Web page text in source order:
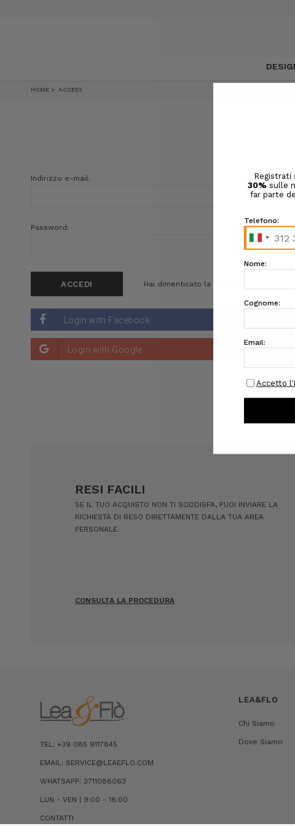
HOME ACCEDI
Indirizzo e-mail:
Password:
Hai dimenticato la password?
RESI FACILI
SE IL TUO ACQUISTO NON TI SODDISFA, PUOI INVIARE LA
RICHIESTA DI RESO DIRETTAMENTE DALLA TUA AREA
PERSONALE.
CONSULTA LA PROCEDURA
TEL: +39 085 9117845
EMAIL: SERVICE@LEAEFLO.COM
WHATSAPP: 3711086063
LUN - VEN | 9:00 - 18:00
CONTATTI
LEA&FLO
Chi Siamo
Dove Siamo